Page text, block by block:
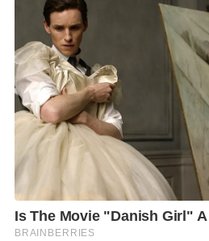
สามารถสมัครได้ตั้งแต่วันนี้ที่
https://forms.gle/
ติดตามรายละเอียดหรือสอบถาม
www.grab.com/th/driver/drive/